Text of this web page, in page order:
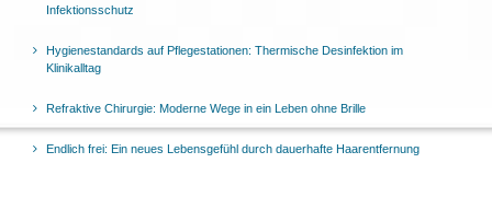
Infektionsschutz
Hygienestandards auf Pflegestationen: Thermische Desinfektion im
Klinikalltag
Refraktive Chirurgie: Moderne Wege in ein Leben ohne Brille
Endlich frei: Ein neues Lebensgefühl durch dauerhafte Haarentfernung